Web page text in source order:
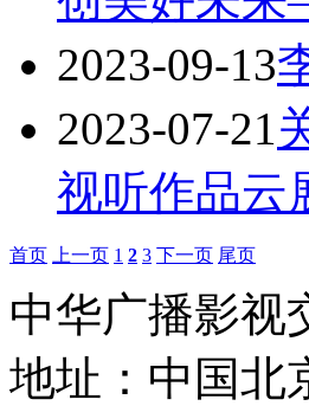
2023-09-13
2023-07-21
视听作品云
首页 上一页 1 2 3 下一页 尾页
中华广播影视
地址：中国北